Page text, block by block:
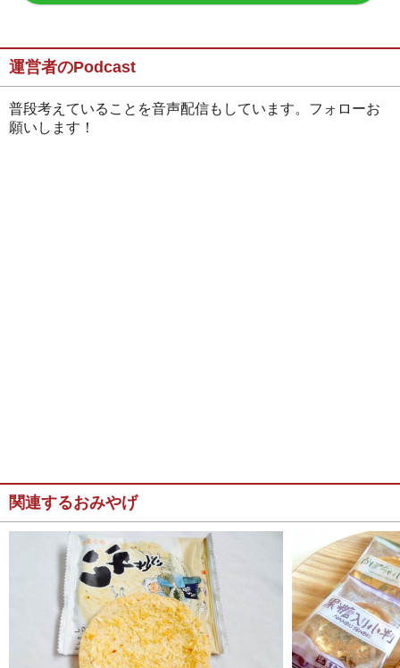
運営者のPodcast
普段考えていることを音声配信もしています。フォローお
願いします！
関連するおみやげ